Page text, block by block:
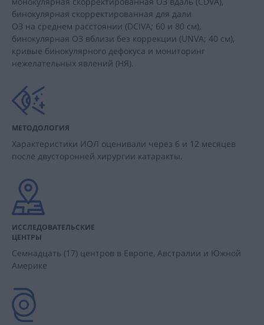
бинокулярная скорректированная для дали
ОЗ на среднем расстоянии (DCIVA; 60 и 80 см),
бинокулярная ОЗ вблизи без коррекции (UNVA; 40 см),
кривые бинокулярного дефокуса и мониторинг
нежелательных явлений (НЯ).
МЕТОДОЛОГИЯ
Характеристики ИОЛ оценивали через 6 и 12 месяцев
после двусторонней хирургии катаракты.
ИССЛЕДОВАТЕЛЬСКИЕ
ЦЕНТРЫ
Семнадцать (17) центров в Европе, Австралии и Южной
Америке